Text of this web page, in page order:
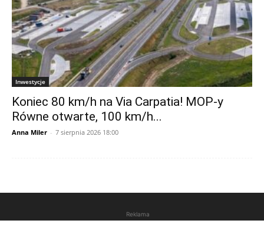
Inwestycje
Koniec 80 km/h na Via Carpatia! MOP-y
Równe otwarte, 100 km/h...
Anna Miler - 7 sierpnia 2026 18:00
Reklama